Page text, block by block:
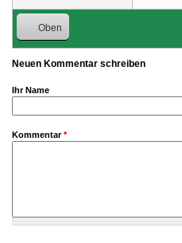
Oben
Neuen Kommentar schreiben
Ihr Name
Kommentar*